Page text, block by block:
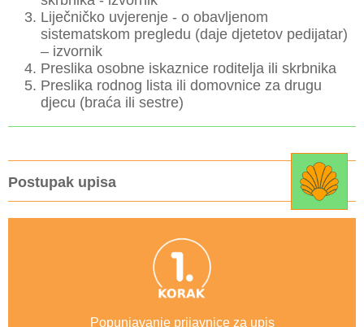
Liječničko uvjerenje - o obavljenom
sistematskom pregledu (daje djetetov pedijatar)
– izvornik
Preslika osobne iskaznice roditelja ili skrbnika
Preslika rodnog lista ili domovnice za drugu
djecu (braća ili sestre)
Postupak upisa
Popunjavanje prijavnice za upis